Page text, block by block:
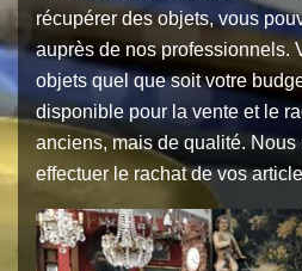
récupérer des objets, vous
auprès de nos professionnels.
objets quel que soit votre
disponible pour la vente et le
anciens, mais de qualité.
effectuer le rachat de vos